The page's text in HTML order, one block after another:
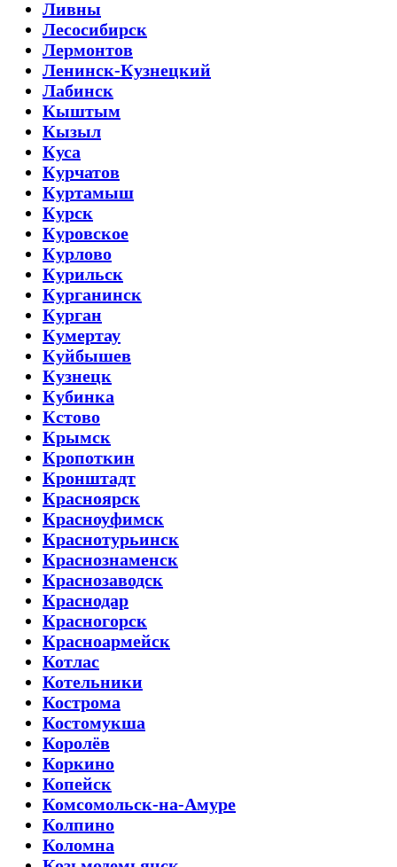
Ливны
Лесосибирск
Лермонтов
Ленинск-Кузнецкий
Лабинск
Кыштым
Кызыл
Куса
Курчатов
Куртамыш
Курск
Куровское
Курлово
Курильск
Курганинск
Курган
Кумертау
Куйбышев
Кузнецк
Кубинка
Кстово
Крымск
Кропоткин
Кронштадт
Красноярск
Красноуфимск
Краснотурьинск
Краснознаменск
Краснозаводск
Краснодар
Красногорск
Красноармейск
Котлас
Котельники
Кострома
Костомукша
Королёв
Коркино
Копейск
Комсомольск-на-Амуре
Колпино
Коломна